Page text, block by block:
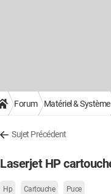
Forum Matériel & Système
Sujet Précédent
Laserjet HP
Hp Cartouche Puce